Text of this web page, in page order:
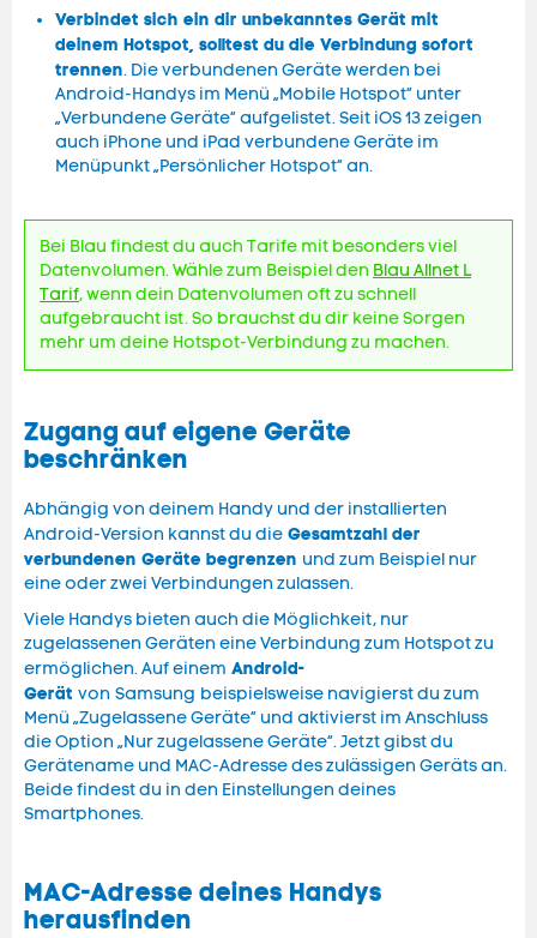
Verbindet sich ein dir unbekanntes Gerät mit
deinem Hotspot, solltest du die Verbindung sofort
trennen. Die verbundenen Geräte werden bei
Android-Handys im Menü „Mobile Hotspot“ unter
„Verbundene Geräte“ aufgelistet. Seit iOS 13 zeigen
auch iPhone und iPad verbundene Geräte im
Menüpunkt „Persönlicher Hotspot“ an.
Bei Blau findest du auch Tarife mit besonders viel
Datenvolumen. Wähle zum Beispiel den Blau Allnet L
Tarif, wenn dein Datenvolumen oft zu schnell
aufgebraucht ist. So brauchst du dir keine Sorgen
mehr um deine Hotspot-Verbindung zu machen.
Zugang auf eigene Geräte
beschränken
Abhängig von deinem Handy und der installierten
Android-Version kannst du die Gesamtzahl der
verbundenen Geräte begrenzen und zum Beispiel nur
eine oder zwei Verbindungen zulassen.
Viele Handys bieten auch die Möglichkeit, nur
zugelassenen Geräten eine Verbindung zum Hotspot zu
ermöglichen. Auf einem Android-
Gerät von Samsung beispielsweise navigierst du zum
Menü „Zugelassene Geräte“ und aktivierst im Anschluss
die Option „Nur zugelassene Geräte“. Jetzt gibst du
Gerätename und MAC-Adresse des zulässigen Geräts an.
Beide findest du in den Einstellungen deines
Smartphones.
MAC-Adresse deines Handys
herausfinden